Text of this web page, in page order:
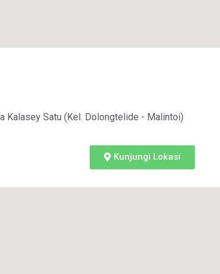
Kalasey Satu (Kel. Dolongtelide - Malintoi)
Kunjungi Lokasi